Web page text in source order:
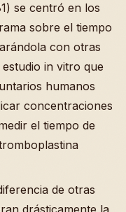
se centró en los
sobre el tiempo
con otras
in vitro que
humanos
concentraciones
el tiempo de
de otras